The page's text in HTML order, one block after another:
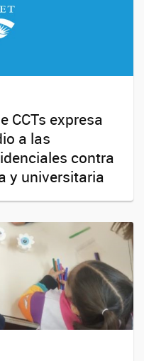
CCTs expresa
a las
contra
y universitaria